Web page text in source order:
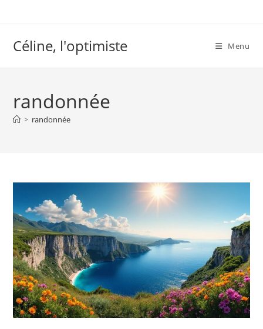
Céline, l'optimiste Menu
randonnée
> randonnée